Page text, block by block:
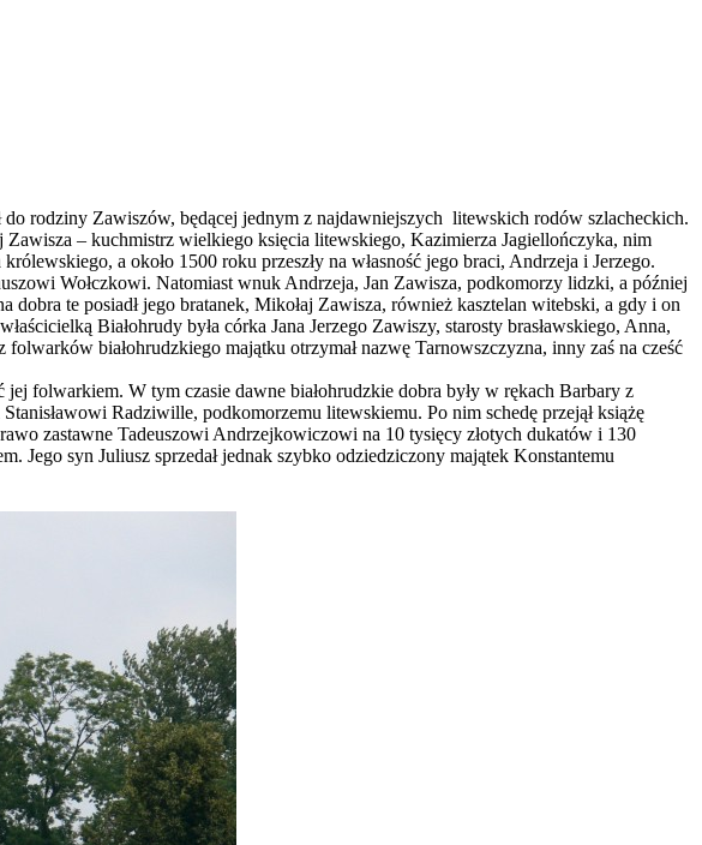
rodziny Zawiszów, będącej jednym z najdawniejszych litewskich rodów szlacheckich.
– kuchmistrz wielkiego księcia litewskiego, Kazimierza Jagiellończyka, nim
a około 1500 roku przeszły na własność jego braci, Andrzeja i Jerzego.
Wołczkowi. Natomiast wnuk Andrzeja, Jan Zawisza, podkomorzy lidzki, a później
te posiadł jego bratanek, Mikołaj Zawisza, również kasztelan witebski, a gdy i on
Białohrudy była córka Jana Jerzego Zawiszy, starosty brasławskiego, Anna,
białohrudzkiego majątku otrzymał nazwę Tarnowszczyzna, inny zaś na cześć
folwarkiem. W tym czasie dawne białohrudzkie dobra były w rękach Barbary z
Radziwille, podkomorzemu litewskiemu. Po nim schedę przejął książę
zastawne Tadeuszowi Andrzejkowiczowi na 10 tysięcy złotych dukatów i 130
Jego syn Juliusz sprzedał jednak szybko odziedziczony majątek Konstantemu